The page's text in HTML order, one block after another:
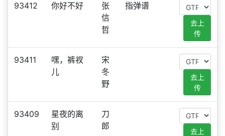
93412 你好不好
张
信
哲
指弹谱
去上
传
93411
嘿，裤衩
儿
宋
冬
野
去上
传
93409
星夜的离
别
刀
郎
去上